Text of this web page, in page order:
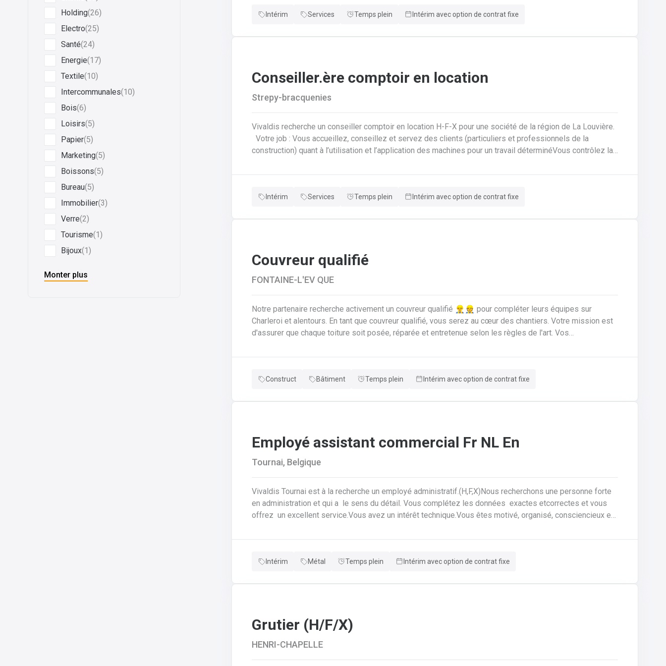
Holding(26)
Electro(25)
Santé(24)
Energie(17)
Textile(10)
Intercommunales(10)
Bois(6)
Loisirs(5)
Papier(5)
Marketing(5)
Boissons(5)
Bureau(5)
Immobilier(3)
Verre(2)
Tourisme(1)
Bijoux(1)
Monter plus
Intérim Services Temps plein Intérim avec option de contrat fixe
Conseiller.ère comptoir en location
Strepy-bracquenies
Vivaldis recherche un conseiller comptoir en location H-F-X pour une société de la région de La Louvière.
construction) quant à l’utilisation et l’application des machines pour un travail déterminéVous contrôlez la
réservations, ventes et tickets de caisse de façon informatiséeVous assurez un suivi administratif
diverses demandes de disponibilités
Intérim Services Temps plein Intérim avec option de contrat fixe
Couvreur qualifié
FONTAINE-L'EV QUE
Notre partenaire recherche activement un couvreur qualifié 👷‍♂️👷 pour compléter leurs équipes sur
Charleroi et alentours. En tant que couvreur qualifié, vous serez au cœur des chantiers. Votre mission est
d'assurer que chaque toiture soit posée, réparée et entretenue selon les règles de l'art. Vos
couverture (tuiles, ardoises, zinc, etc.) en neuf comme en rénovation.Réaliser les travaux de zinguerie :
réparer et entretenir les toitures existantes (recherche de fuites, remplacement d'éléments).Garantir la
Construct Bâtiment Temps plein Intérim avec option de contrat fixe
Employé assistant commercial Fr NL En
Tournai, Belgique
Vivaldis Tournai est à la recherche un employé administratif.(H,F,X)Nous recherchons une personne forte
en administration et qui a le sens du détail. Vous complétez les données exactes etcorrectes et vous
offrez un excellent service.Vous avez un intérêt technique.Vous êtes motivé, organisé, consciencieux et
commandes des clients afin de garantir leurbonne transmission à vos collègues de la planification de la
pas claires, vous assurez la coordinationavec le client, lui offrez le support technique et faites les
service clientèle, du transport etde la planification de la production.
Intérim Métal Temps plein Intérim avec option de contrat fixe
Grutier (H/F/X)
HENRI-CHAPELLE